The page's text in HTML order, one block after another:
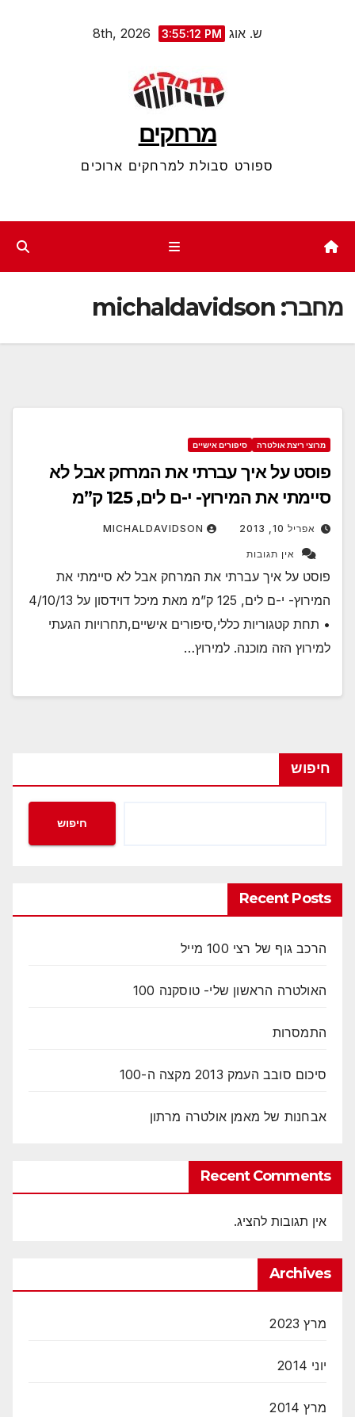
ש. אוג 8th, 2026 3:55:12 PM
מרחקים
ספורט סבולת למרחקים ארוכים
מחבר: michaldavidson
מרוצי ריצת אולטרה סיפורים אישיים
פוסט על איך עברתי את המרחק אבל לא
סיימתי את המירוץ- י-ם לים, 125 ק”מ
אפריל 10, 2013 MICHALDAVIDSON
אין תגובות
פוסט על איך עברתי את המרחק אבל לא סיימתי את
המירוץ- י-ם לים, 125 ק”מ מאת מיכל דוידסון על 4/10/13
• תחת קטגוריות כללי,סיפורים אישיים,תחרויות הגעתי
למירוץ הזה מוכנה. למירוץ…
חיפוש
חיפוש
Recent Posts
הרכב גוף של רצי 100 מייל
האולטרה הראשון שלי- טוסקנה 100
התמסרות
סיכום סובב העמק 2013 מקצה ה-100
אבחנות של מאמן אולטרה מרתון
Recent Comments
אין תגובות להציג.
Archives
מרץ 2023
יוני 2014
מרץ 2014